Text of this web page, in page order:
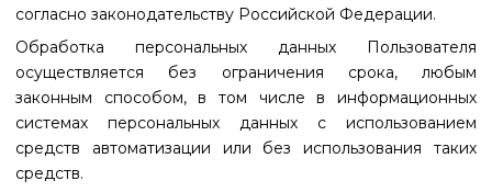
согласно законодательству Российской Федерации.
Обработка персональных данных Пользователя
осуществляется без ограничения срока, любым
законным способом, в том числе в информационных
системах персональных данных с использованием
средств автоматизации или без использования таких
средств.